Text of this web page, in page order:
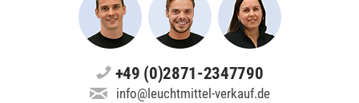
+49 (0)2871-2347790
info@leuchtmittel-verkauf.de